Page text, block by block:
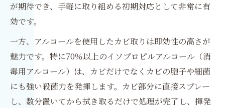
が期待でき、手軽に取り組める初期対応として非常に有
効です。
一方、アルコールを使用したカビ取りは即効性の高さが
魅力です。特に70％以上のイソプロピルアルコール（消
毒用アルコール）は、カビだけでなくカビの胞子や細菌
にも強い殺菌力を発揮します。カビ部分に直接スプレー
し、数分置いてから拭き取るだけで処理が完了し、揮発